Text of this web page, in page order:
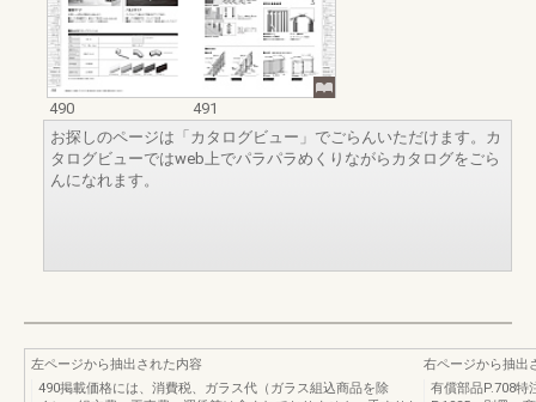
490
491
お探しのページは「カタログビュー」でごらんいただけます。カ
タログビューではweb上でパラパラめくりながらカタログをごら
んになれます。
左ページから抽出された内容
490掲載価格には、消費税、ガラス代（ガラス組込商品を除
右ページから抽出
有償部品P.708特